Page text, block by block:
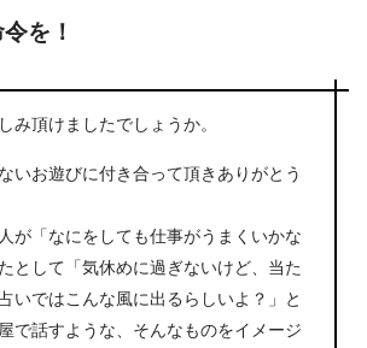
を！
み頂けましたでしょうか。
いお遊びに付き合って頂きありがとう
が「なにをしても仕事がうまくいかな
として「気休めに過ぎないけど、当た
いではこんな風に出るらしいよ？」と
で話すような、そんなものをイメージ